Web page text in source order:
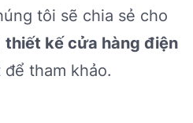
tôi sẽ chia sẻ cho
thiết kế cửa hàng điện
tham khảo.